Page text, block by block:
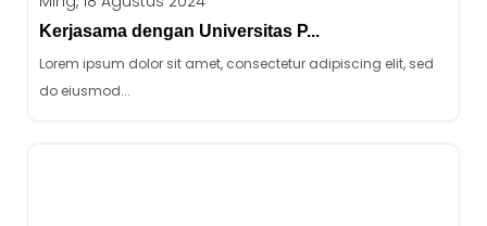
Kerjasama dengan Universitas P...
Lorem ipsum dolor sit amet, consectetur adipiscing elit, sed
do eiusmod...